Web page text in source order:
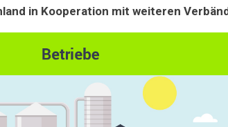
in Kooperation mit weiteren